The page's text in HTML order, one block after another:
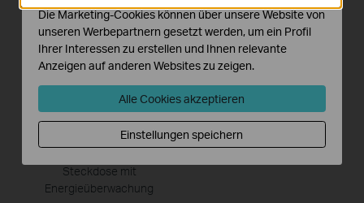
Dockingstation
Tapo P110M
Steckdose mit
Energieüberwachung
NEU
Die Marketing-Cookies können über unsere Website von
unseren Werbepartnern gesetzt werden, um ein Profil
Ihrer Interessen zu erstellen und Ihnen relevante
Anzeigen auf anderen Websites zu zeigen.
Alle Cookies akzeptieren
Einstellungen speichern